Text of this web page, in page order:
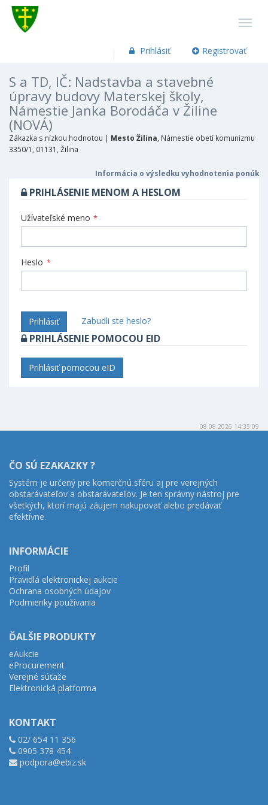
Prihlásiť Registrovať
S a TD, IČ: Nadstavba a stavebné
úpravy budovy Materskej školy,
Námestie Janka Borodáča v Žiline
(NOVÁ)
Zákazka s nízkou hodnotou | Mesto Žilina , Námestie obetí komunizmu
3350/1, 01131, Žilina
Informácia o výsledku vyhodnotenia ponúk
PRIHLÁSENIE MENOM A HESLOM
Užívateľské meno *
Heslo *
Prihlásiť Zabudli ste heslo?
PRIHLÁSENIE POMOCOU EID
Prihlásiť pomocou eID
08.08.2026 14:35:09
ČO SÚ EZAKAZKY ?
Systém je určený pre komerčnú sféru aj pre verejných
obstarávateľov a obstarávateľov. Je ten správny nástroj pre
všetkých, ktorí majú záujem nakupovať alebo predávať
efektívne.
INFORMÁCIE
Profil
Pravidlá elektronickej aukcie
Ochrana osobných údajov
Podmienky používania
ĎALŠIE PRODUKTY
eAukcie
eProcurement
Verejné súťaže
Elektronická platforma
KONTAKT
02/ 654 11 356
0905 378 454
podpora@ebiz.sk